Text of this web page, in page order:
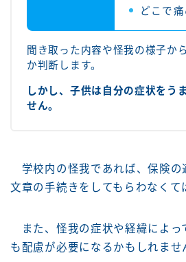
どこで
聞き取った内容や怪我の様子か
か判断します。
しかし、子供は自分の症状をう
せん。
学校内の怪我であれば、保険の
文章の手続きをしてもらわなくて
また、怪我の症状や経緯によっ
も配慮が必要になるかもしれませ